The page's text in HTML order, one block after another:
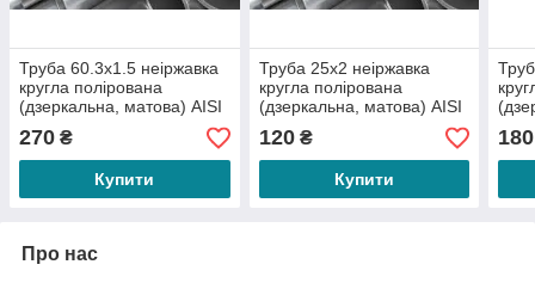
Труба 60.3х1.5 неіржавка
кругла полірована
(дзеркальна, матова) АІSI
270 ₴
Купити
Труба 25х2 неіржавка
кругла полірована
(дзеркальна, матова) АІSI
120₴
Купити
180
Про нас